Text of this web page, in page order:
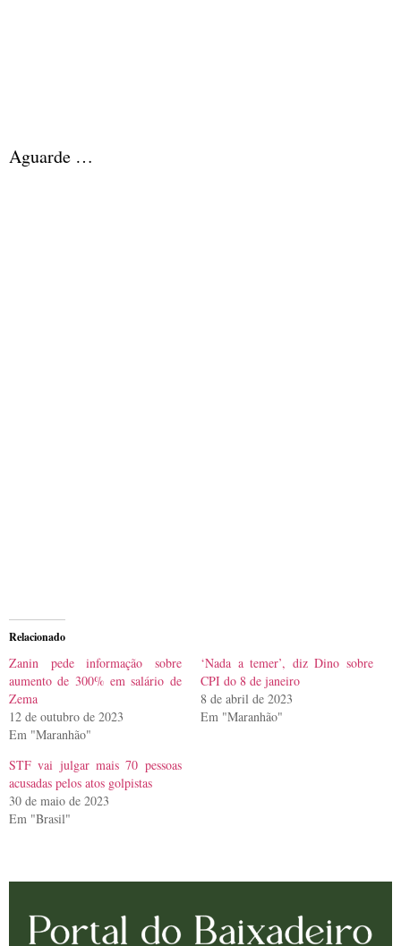
Aguarde …
Relacionado
Zanin pede informação sobre
aumento de 300% em salário de
Zema
12 de outubro de 2023
Em "Maranhão"
‘Nada a temer’, diz Dino sobre
CPI do 8 de janeiro
8 de abril de 2023
Em "Maranhão"
STF vai julgar mais 70 pessoas
acusadas pelos atos golpistas
30 de maio de 2023
Em "Brasil"